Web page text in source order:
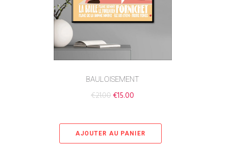
BAULOISEMENT
€21.00€15.00
AJOUTER AU PANIER